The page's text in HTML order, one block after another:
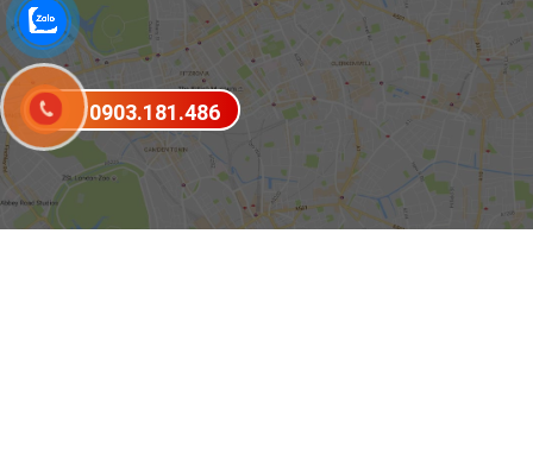
0903.181.486